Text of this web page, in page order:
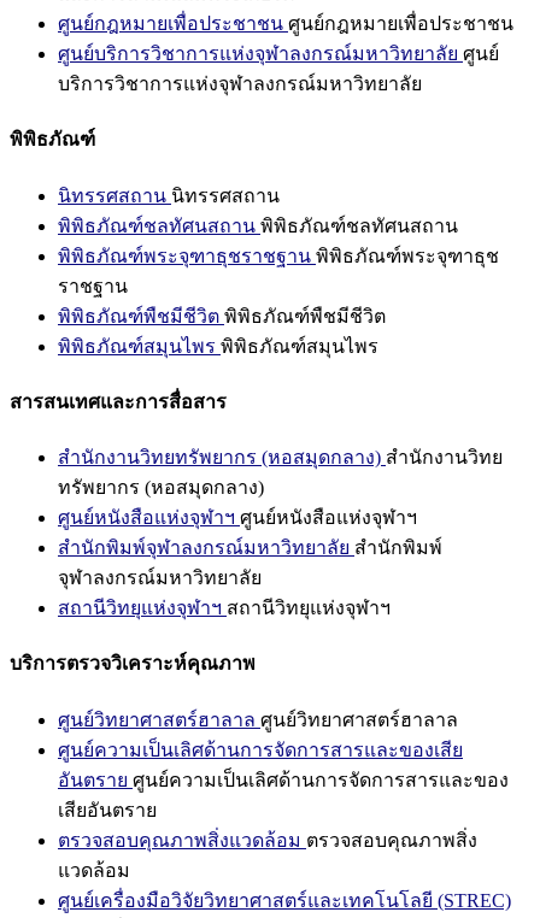
ศูนย์กฎหมายเพื่อประชาชน ศูนย์กฎหมายเพื่อประชาชน
ศูนย์บริการวิชาการแห่งจุฬาลงกรณ์มหาวิทยาลัย ศูนย์
บริการวิชาการแห่งจุฬาลงกรณ์มหาวิทยาลัย
พิพิธภัณฑ์
นิทรรศสถาน นิทรรศสถาน
พิพิธภัณฑ์ชลทัศนสถาน พิพิธภัณฑ์ชลทัศนสถาน
พิพิธภัณฑ์พระจุฑาธุชราชฐาน พิพิธภัณฑ์พระจุฑาธุช
ราชฐาน
พิพิธภัณฑ์พืชมีชีวิต พิพิธภัณฑ์พืชมีชีวิต
พิพิธภัณฑ์สมุนไพร พิพิธภัณฑ์สมุนไพร
สารสนเทศและการสื่อสาร
สำนักงานวิทยทรัพยากร (หอสมุดกลาง) สำนักงานวิทย
ทรัพยากร (หอสมุดกลาง)
ศูนย์หนังสือแห่งจุฬาฯ ศูนย์หนังสือแห่งจุฬาฯ
สำนักพิมพ์จุฬาลงกรณ์มหาวิทยาลัย สำนักพิมพ์
จุฬาลงกรณ์มหาวิทยาลัย
สถานีวิทยุแห่งจุฬาฯ สถานีวิทยุแห่งจุฬาฯ
บริการตรวจวิเคราะห์คุณภาพ
ศูนย์วิทยาศาสตร์ฮาลาล ศูนย์วิทยาศาสตร์ฮาลาล
ศูนย์ความเป็นเลิศด้านการจัดการสารและของเสีย
อันตราย ศูนย์ความเป็นเลิศด้านการจัดการสารและของ
เสียอันตราย
ตรวจสอบคุณภาพสิ่งแวดล้อม ตรวจสอบคุณภาพสิ่ง
แวดล้อม
ศูนย์เครื่องมือวิจัยวิทยาศาสตร์และเทคโนโลยี (STREC)